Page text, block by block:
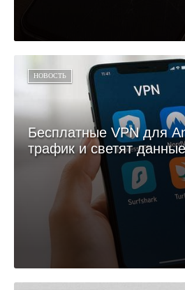
НОВОСТЬ
Бесплатные VPN для
трафик и светят